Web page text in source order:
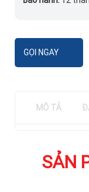
GỌI NGAY
MÔ TẢ
SẢN